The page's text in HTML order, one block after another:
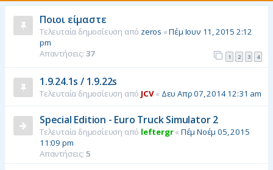
Ποιοι είμαστε
Τελευταία δημοσίευση από zeros «Πέμ Ιουν 11, 2015 2:12
pm
Απαντήσεις: 37 1 2 3 4
1.9.24.1s / 1.9.22s
Τελευταία δημοσίευση από JCV« Δευ Απρ 07, 2014 12:31 am
Special Edition - Euro Truck Simulator 2
Τελευταία δημοσίευση από leftergr« Πέμ Νοέμ 05, 2015
11:09 pm
Απαντήσεις: 5